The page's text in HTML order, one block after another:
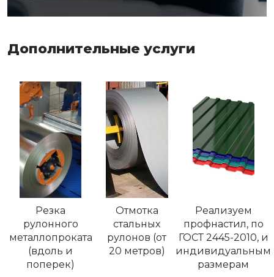
Дополнительные услуги
Резка
рулонного
металлопроката
(вдоль и
поперек)
Отмотка
стальных
рулонов (от
20 метров)
Реализуем
профнастил, по
ГОСТ 2445-2010, и
индивидуальным
размерам